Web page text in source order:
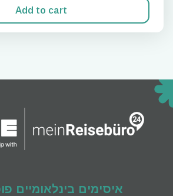
Add to cart
איסימים בינלאומיים